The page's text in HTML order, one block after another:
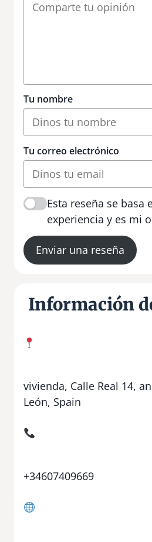
Tu nombre
Tu correo electrónico
Esta reseña se basa
experiencia y es mi
Enviar una reseña
Información
vivienda, Calle Real 14,
León, Spain
+34607409669